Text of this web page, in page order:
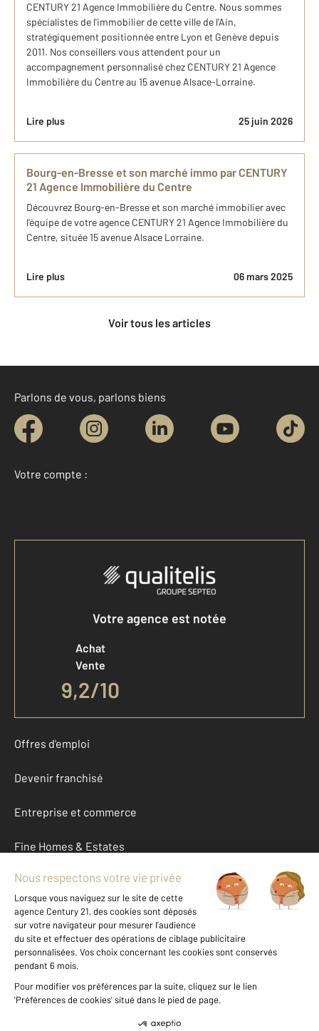
CENTURY 21 Agence Immobilière du Centre. Nous sommes
spécialistes de l'immobilier de cette ville de l'Ain,
stratégiquement positionnée entre Lyon et Genève depuis
2011. Nos conseillers vous attendent pour un
accompagnement personnalisé chez CENTURY 21 Agence
Immobilière du Centre au 15 avenue Alsace-Lorraine.
Lire plus 25 juin 2026
Bourg-en-Bresse et son marché immo par CENTURY
21 Agence Immobilière du Centre
Découvrez Bourg-en-Bresse et son marché immobilier avec
l'équipe de votre agence CENTURY 21 Agence Immobilière du
Centre, située 15 avenue Alsace Lorraine.
Lire plus 06 mars 2025
Voir tous les articles
Parlons de vous, parlons biens
Votre compte :
Accéder à mon compte
Votre agence est notée
Achat
Vente
9,2/10
Offres d'emploi
Devenir franchisé
Entreprise et commerce
Fine Homes & Estates
À propos
International
Nous contacter